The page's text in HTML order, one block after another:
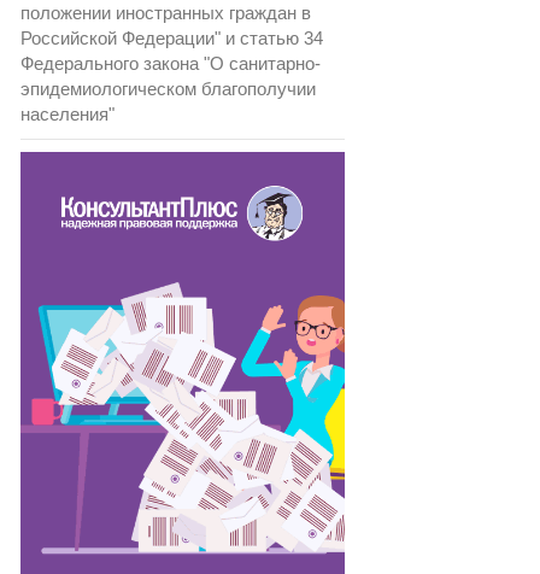
положении иностранных граждан в
Российской Федерации" и статью 34
Федерального закона "О санитарно-
эпидемиологическом благополучии
населения"